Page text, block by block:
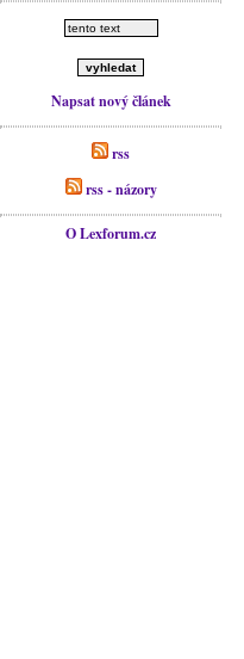
Napsat nový článek
rss
rss - názory
O Lexforum.cz